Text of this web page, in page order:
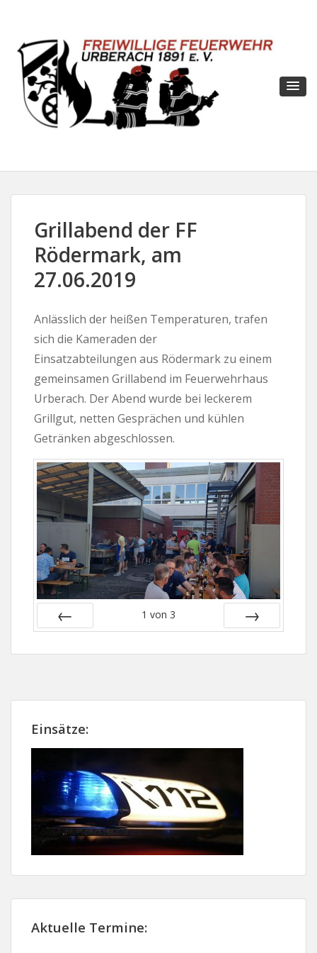
Grillabend der FF
Rödermark, am
27.06.2019
Anlässlich der heißen Temperaturen, trafen
sich die Kameraden der
Einsatzabteilungen aus Rödermark zu einem
gemeinsamen Grillabend im Feuerwehrhaus
Urberach. Der Abend wurde bei leckerem
Grillgut, netten Gesprächen und kühlen
Getränken abgeschlossen.
1 von 3
Einsätze:
Aktuelle Termine: